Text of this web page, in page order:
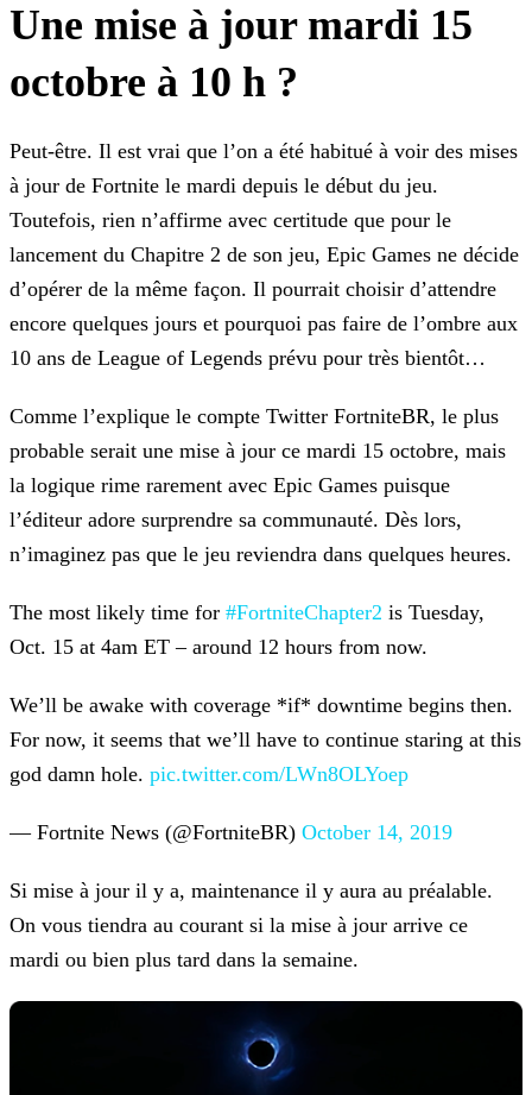
Une mise à jour mardi 15
octobre à 10 h ?
Peut-être. Il est vrai que l’on a été habitué à voir des mises
à jour de Fortnite le mardi depuis le début du jeu.
Toutefois, rien n’affirme avec certitude que pour le
lancement du Chapitre 2 de son jeu, Epic Games ne décide
d’opérer de la même façon. Il pourrait choisir d’attendre
encore quelques jours et pourquoi pas faire de l’ombre aux
10 ans de League of Legends prévu pour très bientôt…
Comme l’explique le compte Twitter FortniteBR, le plus
probable serait une mise à jour ce mardi 15 octobre, mais
la logique rime rarement avec Epic Games puisque
l’éditeur adore surprendre sa communauté. Dès lors,
n’imaginez pas que le jeu reviendra dans quelques heures.
The most likely time for #FortniteChapter2 is Tuesday,
Oct. 15 at 4am ET – around 12 hours from now.
We’ll be awake with coverage *if* downtime begins then.
For now, it seems that we’ll have to continue staring at this
god damn hole. pic.twitter.com/LWn8OLYoep
— Fortnite News (@FortniteBR) October 14, 2019
Si mise à jour il y a, maintenance il y aura au préalable.
On vous tiendra au courant si la mise à jour arrive ce
mardi ou bien plus tard dans la semaine.